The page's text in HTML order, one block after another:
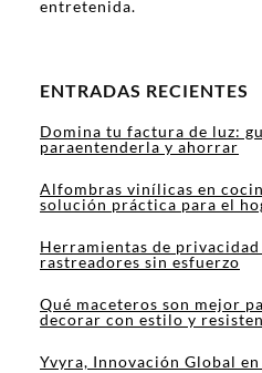
entretenida.
ENTRADAS RECIENTES
Domina tu factura de luz:
paraentenderla y ahorrar
Alfombras vinílicas en
solución práctica para el
Herramientas de
rastreadores sin esfuerzo
Qué maceteros son mejor
decorar con estilo y
Yvyra, Innovación Global